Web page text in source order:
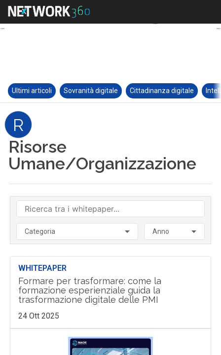
Ultimi articoli Sovranità digitale Cittadinanza digitale
R
Risorse
Umane/Organizzazione
Categoria Anno
WHITEPAPER
Formare per trasformare: come la
formazione esperienziale guida la
trasformazione digitale delle PMI
24 Ott 2025